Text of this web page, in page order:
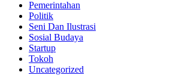
Pemerintahan
Politik
Seni Dan Ilustrasi
Sosial Budaya
Startup
Tokoh
Uncategorized